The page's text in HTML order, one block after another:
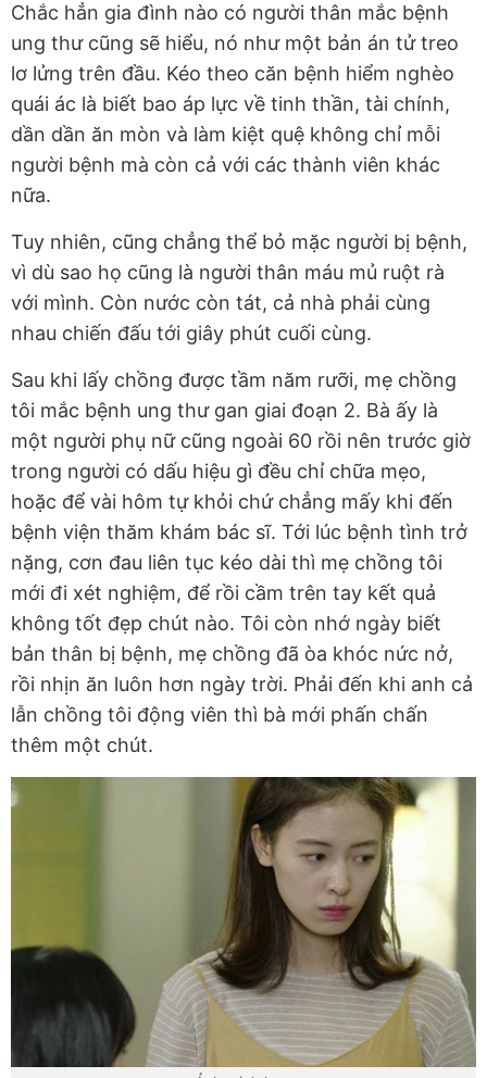
Chắc hẳn gia đình nào có người thân mắc bệnh
ung thư cũng sẽ hiểu, nó như một bản án tử treo
lơ lửng trên đầu. Kéo theo căn bệnh hiểm nghèo
quái ác là biết bao áp lực về tinh thần, tài chính,
dần dần ăn mòn và làm kiệt quệ không chỉ mỗi
người bệnh mà còn cả với các thành viên khác
nữa.
Tuy nhiên, cũng chẳng thể bỏ mặc người bị bệnh,
vì dù sao họ cũng là người thân máu mủ ruột rà
với mình. Còn nước còn tát, cả nhà phải cùng
nhau chiến đấu tới giây phút cuối cùng.
Sau khi lấy chồng được tầm năm rưỡi, mẹ chồng
tôi mắc bệnh ung thư gan giai đoạn 2. Bà ấy là
một người phụ nữ cũng ngoài 60 rồi nên trước giờ
trong người có dấu hiệu gì đều chỉ chữa mẹo,
hoặc để vài hôm tự khỏi chứ chẳng mấy khi đến
bệnh viện thăm khám bác sĩ. Tới lúc bệnh tình trở
nặng, cơn đau liên tục kéo dài thì mẹ chồng tôi
mới đi xét nghiệm, để rồi cầm trên tay kết quả
không tốt đẹp chút nào. Tôi còn nhớ ngày biết
bản thân bị bệnh, mẹ chồng đã òa khóc nức nở,
rồi nhịn ăn luôn hơn ngày trời. Phải đến khi anh cả
lẫn chồng tôi động viên thì bà mới phấn chấn
thêm một chút.